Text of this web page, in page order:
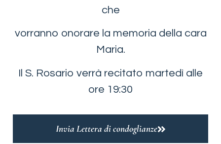
che
vorranno onorare la memoria della cara
Maria.
Il S. Rosario verrà recitato martedì alle
ore 19:30
Invia Lettera di condoglianze